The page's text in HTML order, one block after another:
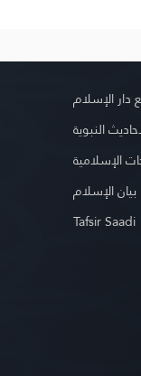
دار الإسلام
النبوية
الإسلامية
بيان الإسلام
Tafsir Saadi